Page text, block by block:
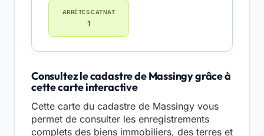
ARRÊTÉS CATNAT
1
Consultez le cadastre de Massingy grâce à
cette carte interactive
Cette carte du cadastre de Massingy vous
permet de consulter les enregistrements
complets des biens immobiliers, des terres et